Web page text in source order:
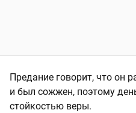
Предание говорит, что он
и был сожжен, поэтому
стойкостью веры.